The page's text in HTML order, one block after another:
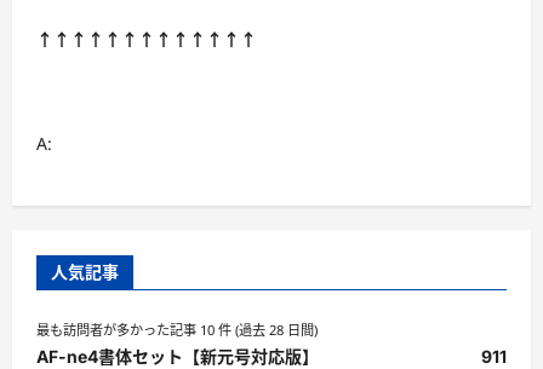
↑↑↑↑↑↑↑↑↑↑↑↑↑
A:
人気記事
最も訪問者が多かった記事 10 件 (過去 28 日間)
AF-ne4書体セット【新元号対応版】 911